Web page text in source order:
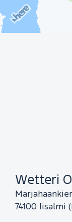
Wetteri
74100 Iisalmi